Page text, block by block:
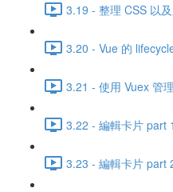
3.19 - 整理 CSS 以
3.20 - Vue 的
3.21 - 使用 Vuex 管
3.22 - 編輯卡片 part
3.23 - 編輯卡片 part